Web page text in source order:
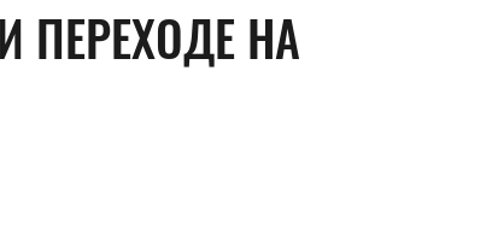
ПЕРЕХОДЕ НА